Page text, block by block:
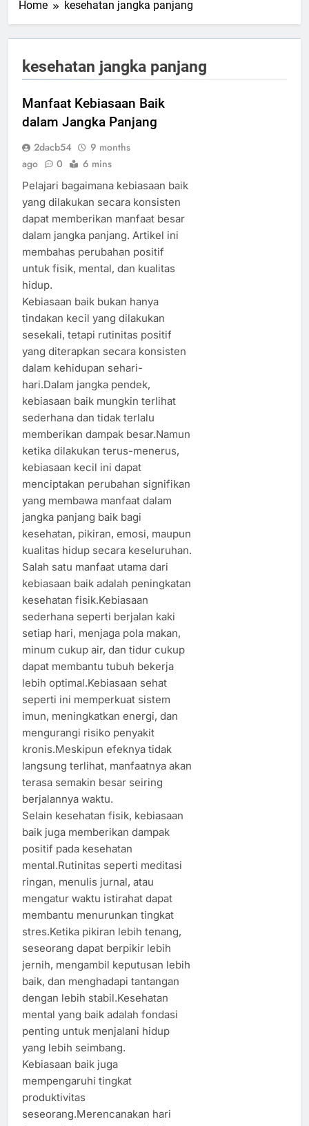
Home kesehatan jangka panjang
kesehatan jangka panjang
Manfaat Kebiasaan Baik
dalam Jangka Panjang
2dacb54
9 months
ago
0 6 mins
Pelajari bagaimana kebiasaan baik
yang dilakukan secara konsisten
dapat memberikan manfaat besar
dalam jangka panjang. Artikel ini
membahas perubahan positif
untuk fisik, mental, dan kualitas
hidup.
Kebiasaan baik bukan hanya
tindakan kecil yang dilakukan
sesekali, tetapi rutinitas positif
yang diterapkan secara konsisten
dalam kehidupan sehari-
hari.Dalam jangka pendek,
kebiasaan baik mungkin terlihat
sederhana dan tidak terlalu
memberikan dampak besar.Namun
ketika dilakukan terus-menerus,
kebiasaan kecil ini dapat
menciptakan perubahan signifikan
yang membawa manfaat dalam
jangka panjang baik bagi
kesehatan, pikiran, emosi, maupun
kualitas hidup secara keseluruhan.
Salah satu manfaat utama dari
kebiasaan baik adalah peningkatan
kesehatan fisik.Kebiasaan
sederhana seperti berjalan kaki
setiap hari, menjaga pola makan,
minum cukup air, dan tidur cukup
dapat membantu tubuh bekerja
lebih optimal.Kebiasaan sehat
seperti ini memperkuat sistem
imun, meningkatkan energi, dan
mengurangi risiko penyakit
kronis.Meskipun efeknya tidak
langsung terlihat, manfaatnya akan
terasa semakin besar seiring
berjalannya waktu.
Selain kesehatan fisik, kebiasaan
baik juga memberikan dampak
positif pada kesehatan
mental.Rutinitas seperti meditasi
ringan, menulis jurnal, atau
mengatur waktu istirahat dapat
membantu menurunkan tingkat
stres.Ketika pikiran lebih tenang,
seseorang dapat berpikir lebih
jernih, mengambil keputusan lebih
baik, dan menghadapi tantangan
dengan lebih stabil.Kesehatan
mental yang baik adalah fondasi
penting untuk menjalani hidup
yang lebih seimbang.
Kebiasaan baik juga
mempengaruhi tingkat
produktivitas
seseorang.Merencanakan hari